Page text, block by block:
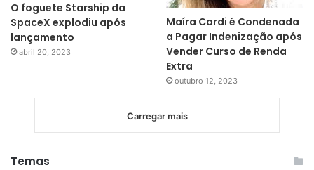
O foguete Starship da
SpaceX explodiu após
lançamento
abril 20, 2023
Maíra Cardi é Condenada
a Pagar Indenização após
Vender Curso de Renda
Extra
outubro 12, 2023
Carregar mais
Temas